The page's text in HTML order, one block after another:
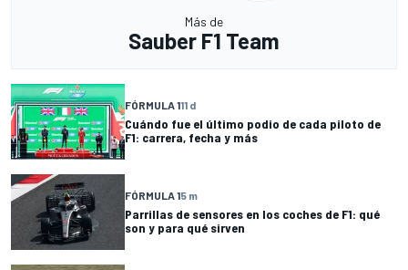
Más de
Sauber F1 Team
FÓRMULA 111 d
Cuándo fue el último podio de cada piloto de
F1: carrera, fecha y más
FÓRMULA 15 m
Parrillas de sensores en los coches de F1: qué
son y para qué sirven